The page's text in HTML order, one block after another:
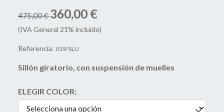
475,00 €360,00 €
(IVA General 21% incluido)
Referencia: 019/SLU
Sillón giratorio, con suspensión de muelles
ELEGIR COLOR: